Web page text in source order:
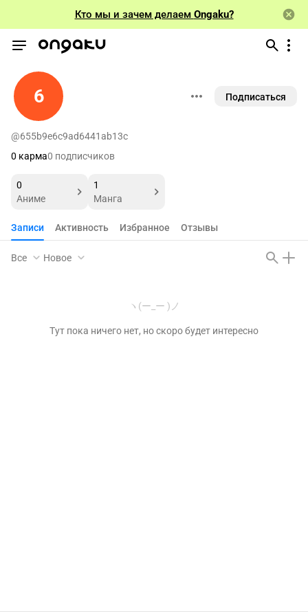
Кто мы и зачем делаем Ongaku?
6 Подписаться
@655b9e6c9ad6441ab13c
0 карма0 подписчиков
0
Аниме
1
Манга
Записи Активность Избранное Отзывы
Все Новое
ヽ(ー_ー )ノ
Тут пока ничего нет, но скоро будет интересно